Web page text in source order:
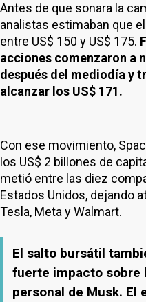
Antes de que sonara la
analistas estimaban que
entre US$ 150 y US$ 175.
acciones comenzaron a
después del mediodía y
alcanzar los US$ 171.
Con ese movimiento,
los US$ 2 billones de
metió entre las diez
Estados Unidos, dejando
Tesla, Meta y Walmart.
El salto bursátil
fuerte impacto sobre
personal de Musk. El